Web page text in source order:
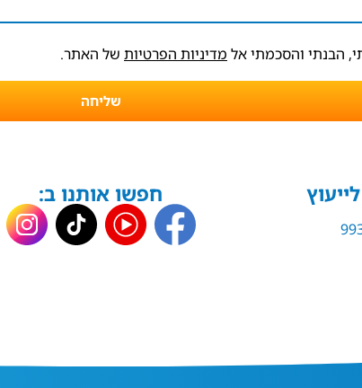
הבנתי והסכמתי אל מדיניות הפרטיות של האתר.
שליחה
חפשו אותנו ב: